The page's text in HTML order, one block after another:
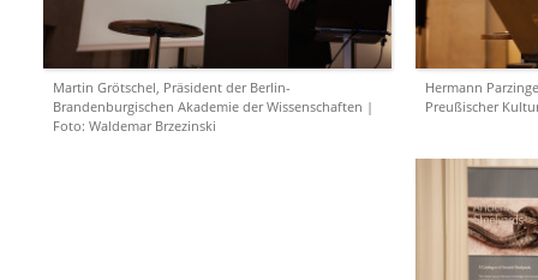
Martin Grötschel, Präsident der Berlin-
Brandenburgischen Akademie der Wissenschaften |
Foto: Waldemar Brzezinski
Hermann
Preußischer